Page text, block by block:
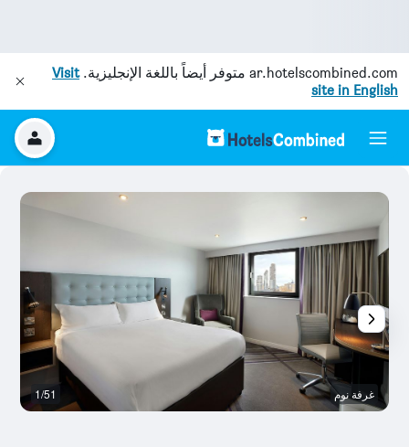
ar.hotelscombined.com متوفر أيضاً باللغة الإنجليزية.Visit
site in English
غرفة نوم 1/51